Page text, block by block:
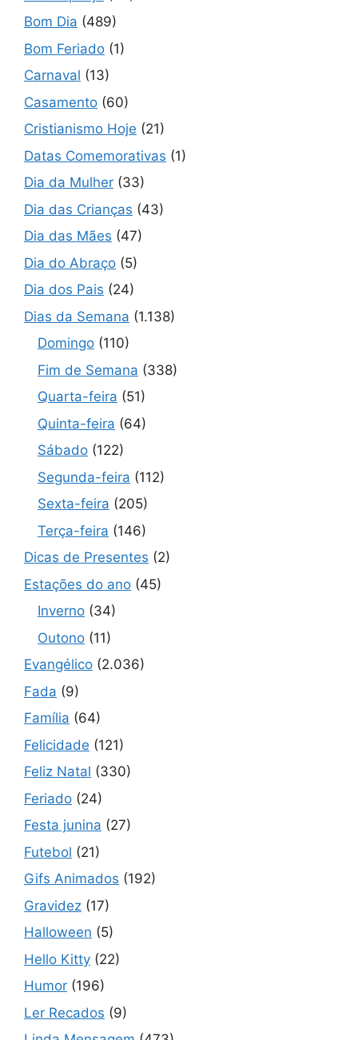
Bom Dia (489)
Bom Feriado (1)
Carnaval (13)
Casamento (60)
Cristianismo Hoje (21)
Datas Comemorativas (1)
Dia da Mulher (33)
Dia das Crianças (43)
Dia das Mães (47)
Dia do Abraço (5)
Dia dos Pais (24)
Dias da Semana (1.138)
Domingo (110)
Fim de Semana (338)
Quarta-feira (51)
Quinta-feira (64)
Sábado (122)
Segunda-feira (112)
Sexta-feira (205)
Terça-feira (146)
Dicas de Presentes (2)
Estações do ano (45)
Inverno (34)
Outono (11)
Evangélico (2.036)
Fada (9)
Família (64)
Felicidade (121)
Feliz Natal (330)
Feriado (24)
Festa junina (27)
Futebol (21)
Gifs Animados (192)
Gravidez (17)
Halloween (5)
Hello Kitty (22)
Humor (196)
Ler Recados (9)